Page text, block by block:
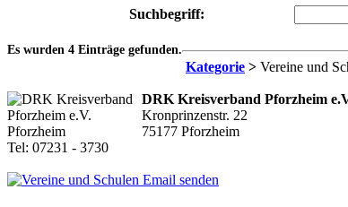
Suchbegriff:
Es wurden 4 Einträge gefunden.
Kategorie > Vereine und
DRK Kreisverband Pforzheim
Kronprinzenstr. 22
75177 Pforzheim
Tel: 07231 - 3730
Email senden